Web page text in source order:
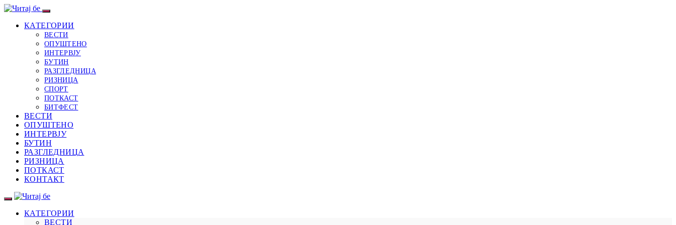
КАТЕГОРИИ
ВЕСТИ
ОПУШТЕНО
ИНТЕРВЈУ
БУТИН
РАЗГЛЕДНИЦА
РИЗНИЦА
СПОРТ
ПОТКАСТ
БИТФЕСТ
ВЕСТИ
ОПУШТЕНО
ИНТЕРВЈУ
БУТИН
РАЗГЛЕДНИЦА
РИЗНИЦА
ПОТКАСТ
КОНТАКТ
КАТЕГОРИИ
ВЕСТИ